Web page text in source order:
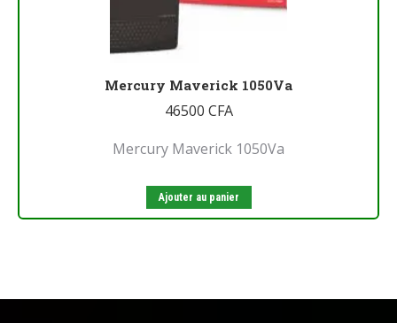
Mercury Maverick 1050Va
46500 CFA
Mercury Maverick 1050Va
Ajouter au panier